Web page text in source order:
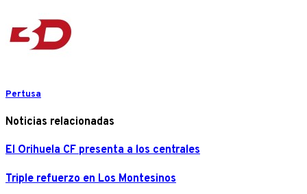
Pertusa
Noticias relacionadas
El Orihuela CF presenta a los centrales
Triple refuerzo en Los Montesinos